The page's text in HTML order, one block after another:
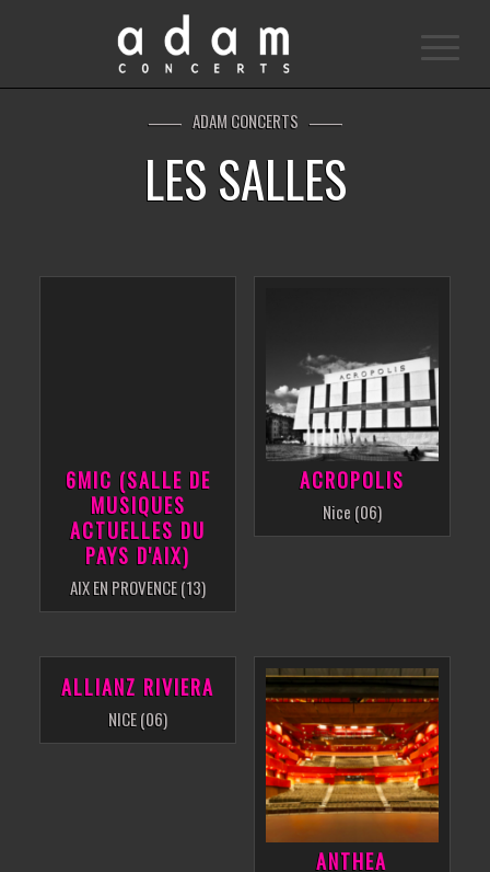
ADAM CONCERTS
LES SALLES
6MIC (SALLE DE
MUSIQUES
ACTUELLES DU
PAYS D'AIX)
AIX EN PROVENCE (13)
ACROPOLIS
Nice (06)
ALLIANZ RIVIERA
NICE (06)
ANTHEA